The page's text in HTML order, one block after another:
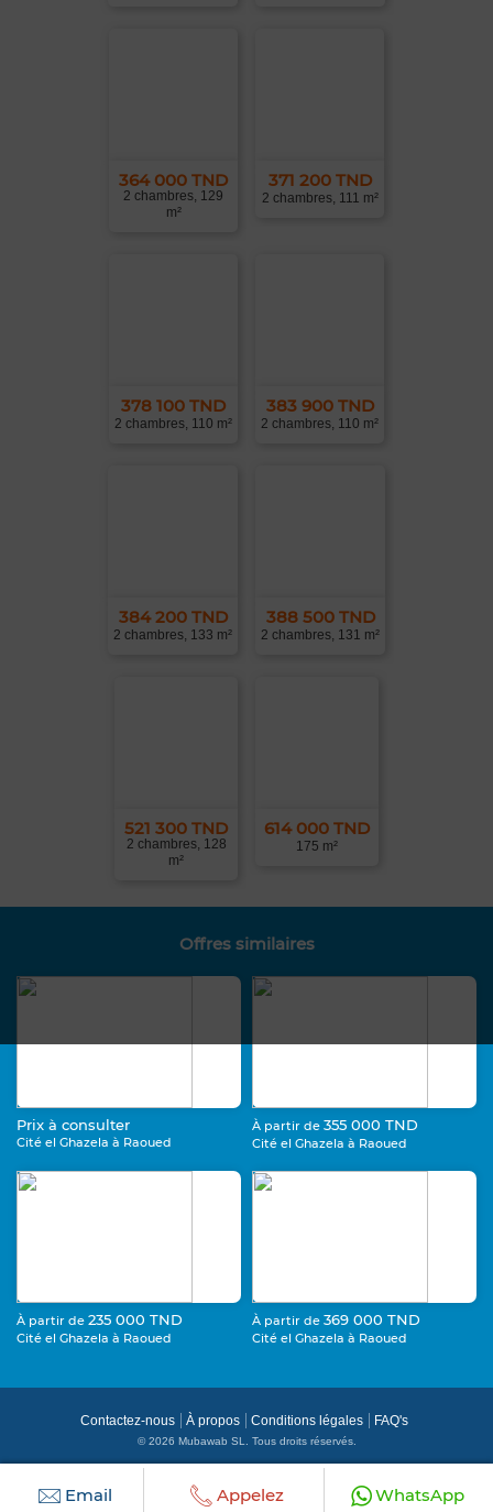
364 000 TND
2 chambres, 129
m²
371 200 TND
2 chambres, 111 m²
378 100 TND
2 chambres, 110 m²
383 900 TND
2 chambres, 110 m²
384 200 TND
2 chambres, 133 m²
388 500 TND
2 chambres, 131 m²
521 300 TND
2 chambres, 128
m²
614 000 TND
175 m²
Offres similaires
Prix à consulter
Cité el Ghazela à Raoued
À partir de 355 000 TND
Cité el Ghazela à Raoued
À partir de 235 000 TND
Cité el Ghazela à Raoued
À partir de 369 000 TND
Cité el Ghazela à Raoued
Email Appelez WhatsApp
Contactez-nous À propos Conditions légales FAQ's
© 2026 Mubawab SL. Tous droits réservés.